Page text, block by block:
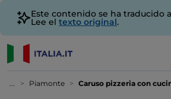
Este contenido se ha traducido
Lee el texto original.
... Piamonte Caruso pizzeria con